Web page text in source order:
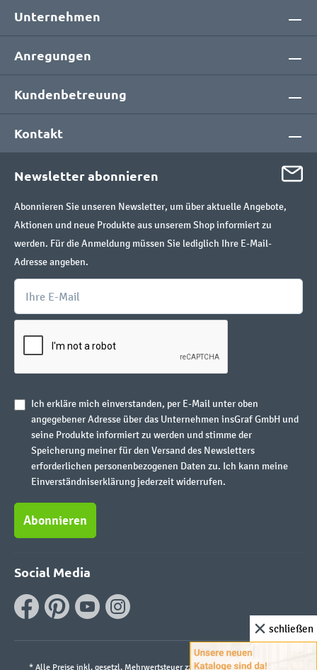
Unternehmen
Anregungen
Kundenbetreuung
Kontakt
Newsletter abonnieren
Abonnieren Sie unseren Newsletter, um über aktuelle Angebote,
Aktionen und neue Produkte aus unserem Shop informiert zu
werden. Für die Anmeldung müssen Sie lediglich Ihre E-Mail-
Adresse angeben.
Ich erkläre mich einverstanden, per E-Mail unter oben
angegebener Adresse über das Unternehmen insGraf GmbH und
seine Produkte informiert zu werden und stimme der
Speicherung meiner für den Versand des Newsletters
erforderlichen personenbezogenen Daten zu. Ich kann meine
Einverständniserklärung jederzeit widerrufen.
Abonnieren
Social Media
* Alle Preise inkl. gesetzl. Mehrwertsteuer zzgl.Versandkostenund ggf.
schließen